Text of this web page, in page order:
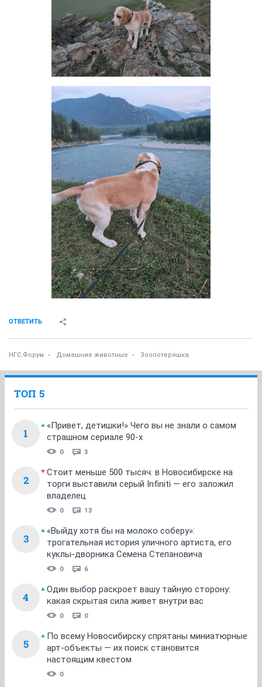
ОТВЕТИТЬ
НГС.Форум Домашние животные Зоопотеряшка
ТОП 5
1
«Привет, детишки!» Чего вы не знали о самом
страшном сериале 90-х
0 3
2
Стоит меньше 500 тысяч: в Новосибирске на
торги выставили серый Infiniti — его заложил
владелец
0 13
3
«Выйду хотя бы на молоко соберу»:
трогательная история уличного артиста, его
куклы-дворника Семена Степановича
0 6
4
Один выбор раскроет вашу тайную сторону:
какая скрытая сила живет внутри вас
0 0
5
По всему Новосибирску спрятаны миниатюрные
арт-объекты — их поиск становится
настоящим квестом
0